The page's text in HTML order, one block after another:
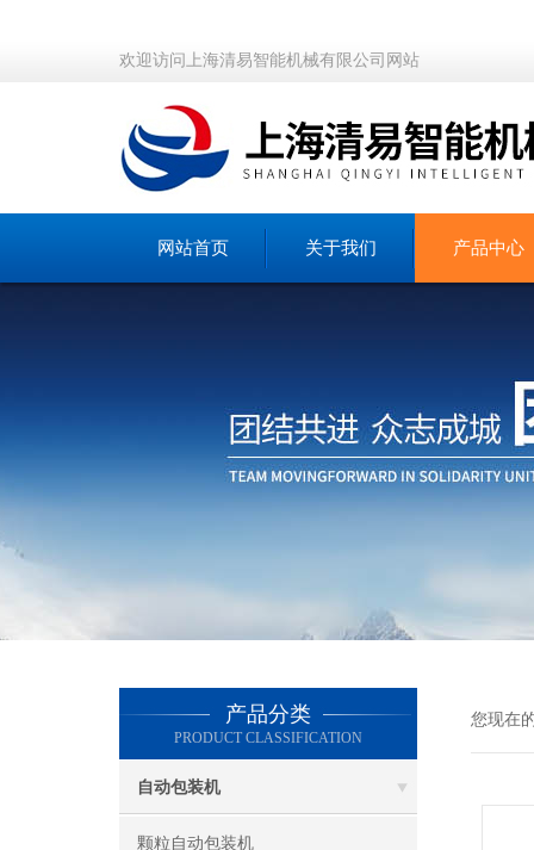
欢迎访问上海清易智能机械有限公司网站
网站首页 关于我们 产品中心
产品分类
PRODUCT CLASSIFICATION
自动包装机
颗粒自动包装机
您现在